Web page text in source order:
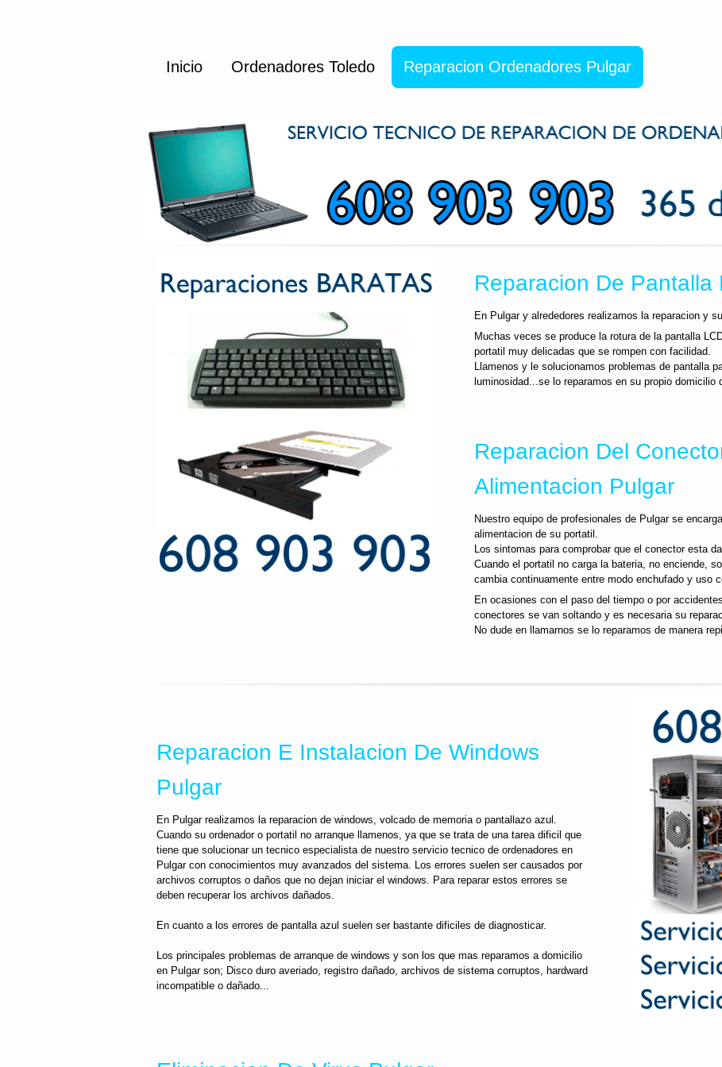
Inicio Ordenadores Toledo Reparacion Ordenadores Pulgar
Reparacion De Pantalla
En Pulgar y alrededores realizamos la reparacion y
Muchas veces se produce la rotura de la pantalla
portatil muy delicadas que se rompen con facilidad.
Llamenos y le solucionamos problemas de pantalla
luminosidad...se lo reparamos en su propio domicilio
Reparacion Del
Alimentacion Pulgar
Nuestro equipo de profesionales de Pulgar se
alimentacion de su portatil.
Los sintomas para comprobar que el conector esta
Cuando el portatil no carga la bateria, no enciende,
cambia continuamente entre modo enchufado y uso
En ocasiones con el paso del tiempo o por
conectores se van soltando y es necesaria su
No dude en llamarnos se lo reparamos de manera
Reparacion E Instalacion De Windows
Pulgar
En Pulgar realizamos la reparacion de windows, volcado de memoria o pantallazo azul.
Cuando su ordenador o portatil no arranque llamenos, ya que se trata de una tarea dificil que
tiene que solucionar un tecnico especialista de nuestro servicio tecnico de ordenadores en
Pulgar con conocimientos muy avanzados del sistema. Los errores suelen ser causados por
archivos corruptos o daños que no dejan iniciar el windows. Para reparar estos errores se
deben recuperar los archivos dañados.
En cuanto a los errores de pantalla azul suelen ser bastante dificiles de diagnosticar.
Los principales problemas de arranque de windows y son los que mas reparamos a domicilio
en Pulgar son; Disco duro averiado, registro dañado, archivos de sistema corruptos, hardward
incompatible o dañado...